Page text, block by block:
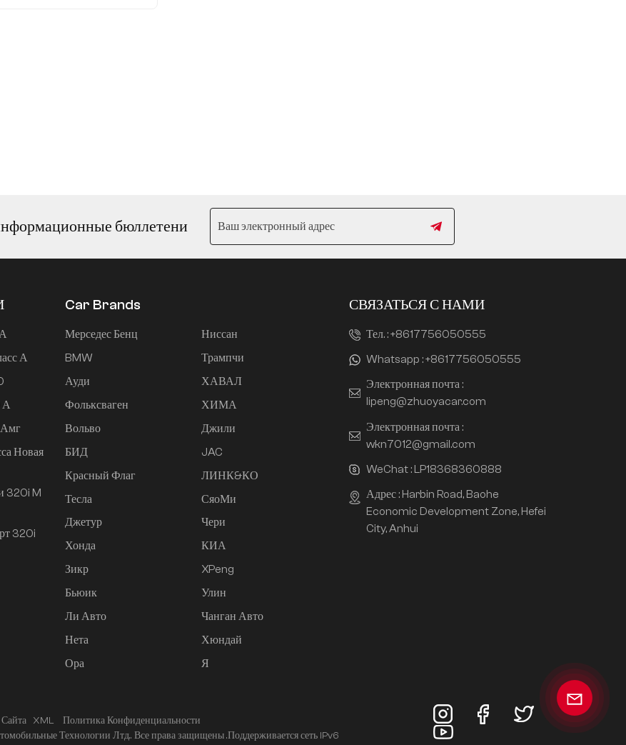
бюллетени
А
А
Новая
320i M
320i
Car Brands
Мерседес Бенц
BMW
Ауди
Фольксваген
Вольво
БИД
Красный Флаг
Тесла
Джетур
Хонда
Зикр
Бьюик
Ли Авто
Нета
Ора
Ниссан
Трампчи
ХАВАЛ
ХИМА
Джили
JAC
ЛИНК&КО
СяоМи
Чери
КИА
XPeng
Улин
Чанган Авто
Хюндай
Я
СВЯЗАТЬСЯ С НАМИ
Тел. :+8617756050555
Whatsapp :+8617756050555
Электронная почта :
lipeng@zhuoyacar.com
Электронная почта :
wkn7012@gmail.com
WeChat : LP18368360888
Адрес : Harbin Road, Baohe
Economic Development Zone, Hefei
City, Anhui
XML
Политика Конфиденциальности
Технологии Лтд.. Все права защищены .Поддерживается сеть IPv6